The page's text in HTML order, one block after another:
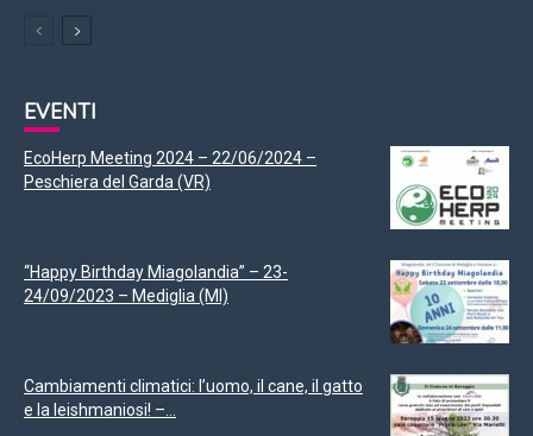
EVENTI
EcoHerp Meeting 2024 – 22/06/2024 –
Peschiera del Garda (VR)
“Happy Birthday Miagolandia” – 23-
24/09/2023 – Mediglia (MI)
Cambiamenti climatici: l’uomo, il cane, il gatto
e la leishmaniosi! –...